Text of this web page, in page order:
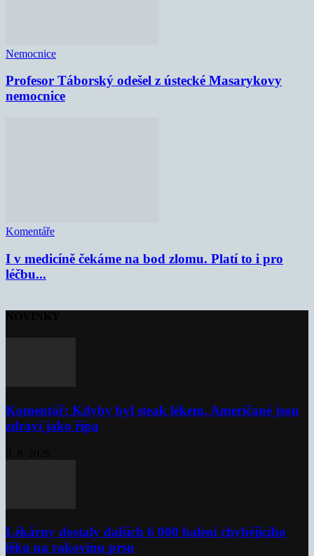
Nemocnice
Profesor Táborský odešel z ústecké Masarykovy
nemocnice
Komentáře
I v medicíně čekáme na bod zlomu. Platí to i pro
léčbu...
Komentář: Kdyby byl steak lékem, Američané jsou
zdraví jako řípa
Lékárny dostaly dalších 6 000 balení chybějícího
léku na rakovinu prsu